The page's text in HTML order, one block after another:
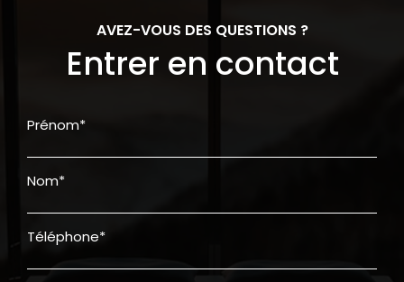
AVEZ-VOUS DES QUESTIONS ?
Entrer en contact
Prénom*
Nom*
Téléphone*